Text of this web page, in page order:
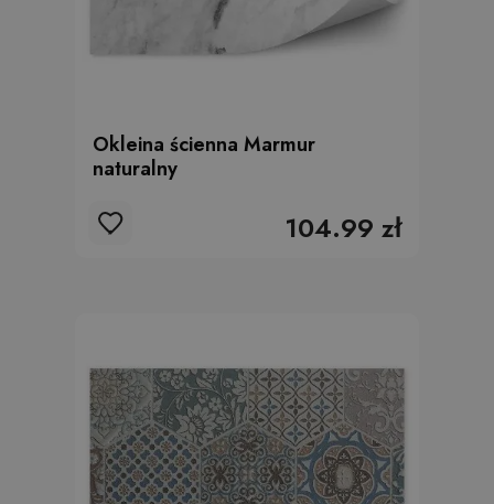
Okleina ścienna Marmur
naturalny
104.99 zł